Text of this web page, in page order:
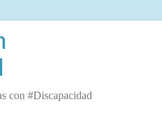
con #Discapacidad